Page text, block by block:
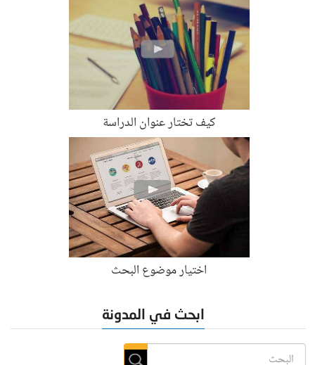
كيف تختار عنوان الدراسة
اختيار موضوع البحث
ابحث في المدونة